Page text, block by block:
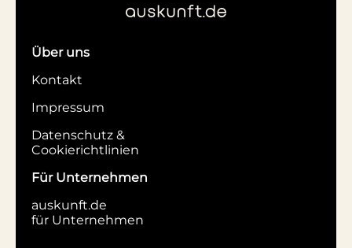
Über uns
Kontakt
Impressum
Datenschutz &
Cookierichtlinien
Für Unternehmen
auskunft.de
für Unternehmen